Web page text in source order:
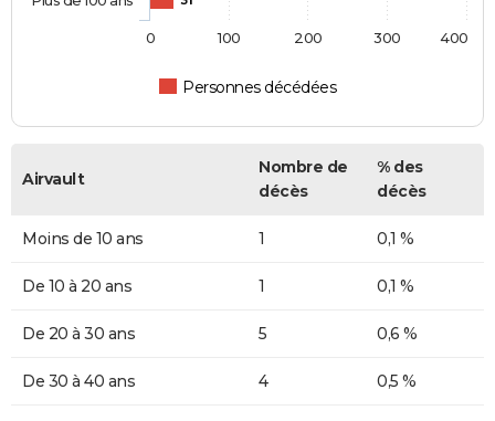
Personnes décédées
0 100 200 300 400
Airvault
Nombre de
décès
% des
décès
Moins de 10 ans 1 0,1 %
De 10 à 20 ans 1 0,1 %
De 20 à 30 ans 5 0,6 %
De 30 à 40 ans 4 0,5 %